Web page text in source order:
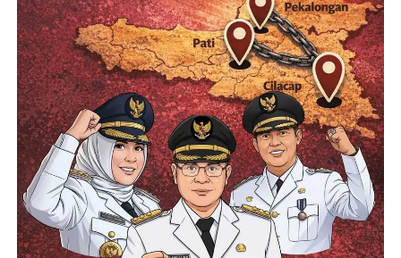
pada Air Hujan
Selain itu, forum ini diputuskan akan digilir ke provinsi-
provinsi baru (DOB) seperti Sorong (Papua Barat Daya),
Merauke (Papua Selatan), dan Wamena (Papua
Pegunungan) guna menstimulus pergerakan ekonomi
lokal di wilayah-wilayah tersebut.
Pertemuan ini bukan sekadar seremoni. Di tengah
bayang-bayang tantangan integritas, Meki Fritz Nawipa
memberikan catatan penutup yang menohok bagi para
sejawatnya.